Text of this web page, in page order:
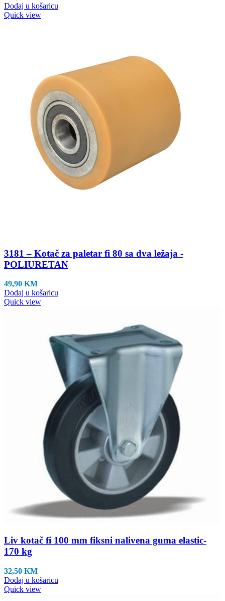
Dodaj u košaricu
Quick view
3181 – Kotač za paletar fi 80 sa dva ležaja -
POLIURETAN
49,90 KM
Dodaj u košaricu
Quick view
Liv kotač fi 100 mm fiksni nalivena guma elastic-
170 kg
32,50 KM
Dodaj u košaricu
Quick view